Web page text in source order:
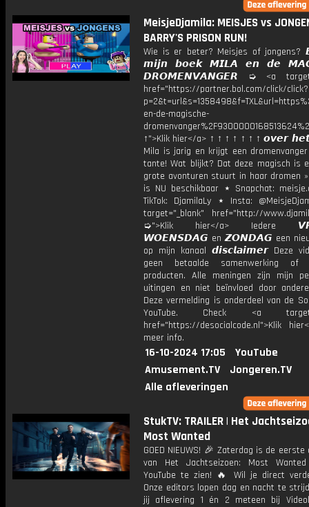
MeisjeDjamila: MEISJES vs
BARRY'S PRISON RUN!
Wie is er beter? Meisjes of
𝙢𝙞𝙟𝙣 𝙗𝙤𝙚𝙠 𝙈𝙄𝙇𝘼 𝙚𝙣 𝙙𝙚
𝘿𝙍𝙊𝙈𝙀𝙉𝙑𝘼𝙉𝙂𝙀𝙍 ➭ <a
href="https://partner.bol.com/click/click?
en-de-magische-
↑">Klik hier</a> ↑ ↑ ↑ ↑ ↑ ↑ ↑ 𝙤𝙫𝙚𝙧
Mila is jarig en krijgt een
tante! Wat blijkt? Dat deze magisch is
grote avonturen stuurt in haar dromen
is NU beschikbaar ⋆ Snapchat:
TikTok: DjamilaLy ⋆ Insta:
target="_blank" href="http://
➭">Klik hier</a> Iedere
𝙒𝙊𝙀𝙉𝙎𝘿𝘼𝙂 en 𝙕𝙊𝙉𝘿𝘼𝙂 een
op mijn kanaal 𝙙𝙞𝙨𝙘𝙡𝙖𝙞𝙢𝙚𝙧 Deze
geen betaalde samenwerking of
producten. Alle meningen zijn mijn
uitingen en niet beïnvloed door
Deze vermelding is onderdeel van de
YouTube. Check <a
href="https://desocialcode.nl">Klik
meer info.
16-10-2024 17:05
YouTube
Amusement.TV
Jongeren.TV
Alle afleveringen
StukTV: TRAILER | Het
Most Wanted
GOED NIEUWS! 🎉 Zaterdag is de
van Het Jachtseizoen: Most
YouTube te zien! 🔥 Wil je direct
Onze editors lopen dag en nacht te
jij aflevering 1 én 2 meteen bij